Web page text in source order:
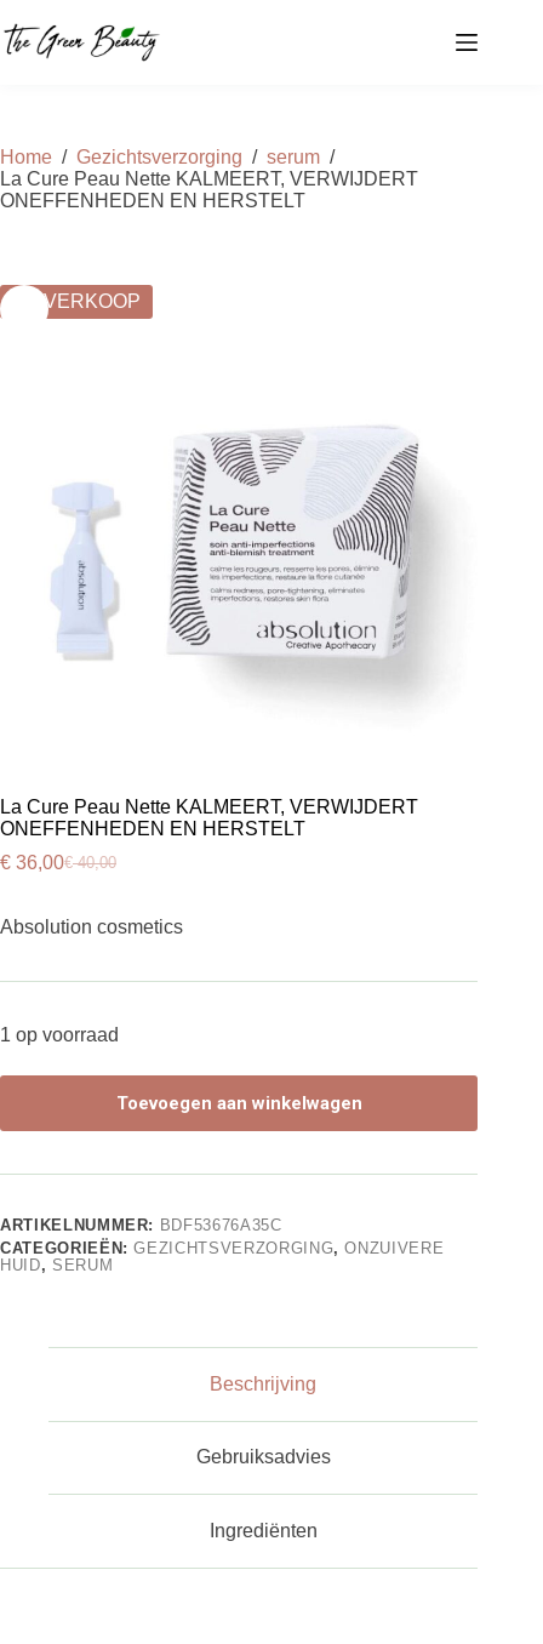
naar
de
Home / Gezichtsverzorging / serum /
La Cure Peau Nette KALMEERT, VERWIJDERT
ONEFFENHEDEN EN HERSTELT
UITVERKOOP
La Cure Peau Nette KALMEERT, VERWIJDERT
ONEFFENHEDEN EN HERSTELT
€40,00
Oorspronkelijke
was:
€ 40,00.
€ 36,00Huidige
is:
€ 36,00.
Absolution cosmetics
1 op voorraad
Toevoegen aan winkelwagen
ARTIKELNUMMER: BDF53676A35C
CATEGORIEËN:GEZICHTSVERZORGING,ONZUIVERE
HUID, SERUM
Beschrijving
Gebruiksadvies
Ingrediënten